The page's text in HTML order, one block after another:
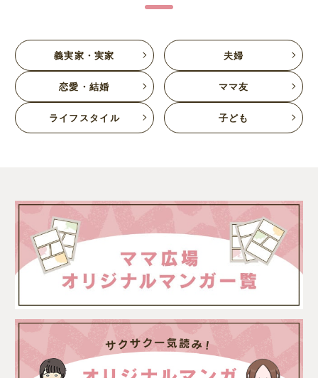
義実家・実家 夫婦
恋愛・結婚 ママ友
ライフスタイル 子ども